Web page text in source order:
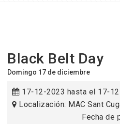
Black Belt Day
Domingo 17 de diciembre
17-12-2023 hasta el 17-
Localización: MAC Sant
Fecha de